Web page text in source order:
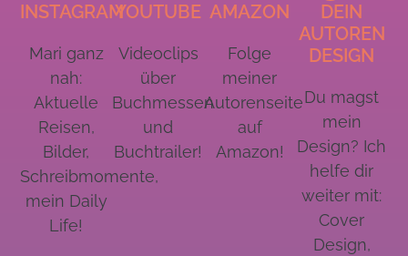
INSTAGRAM
Mari ganz
nah:
Aktuelle
Reisen,
Bilder,
Schreibmomente,
mein Daily
Life!
YOUTUBE
Videoclips
über
Buchmessen
und
Buchtrailer!
AMAZON
Folge
meiner
Autorenseite
auf
Amazon!
DEIN
AUTOREN
DESIGN
Du magst
mein
Design? Ich
helfe dir
weiter mit:
Cover
Design,